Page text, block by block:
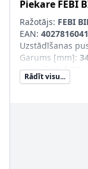
Piekare FEBI
Ražotājs: FEBI
EAN:
Uzstādīšanas
Garums [mm]:
Masa [kg]:0,08
Materiāls:
Rādīt visu...